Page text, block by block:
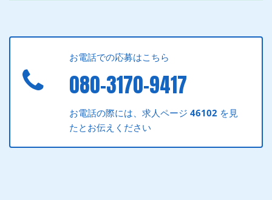
お電話での応募はこちら
080-3170-9417
お電話の際には、求人ページ46102 を見
たとお伝えください